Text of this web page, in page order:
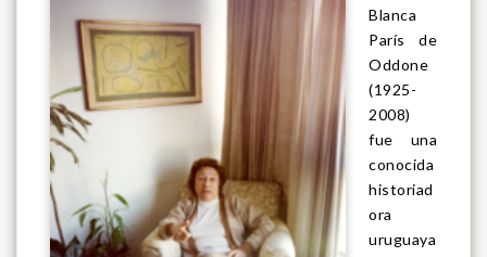
Blanca
París de
Oddone
(1925-
2008)
fue una
conocida
historiad
ora
uruguaya